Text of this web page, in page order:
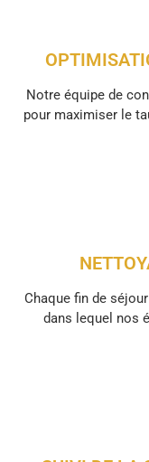
Notre équipe de
pour maximiser le
Chaque fin de
dans lequel nos